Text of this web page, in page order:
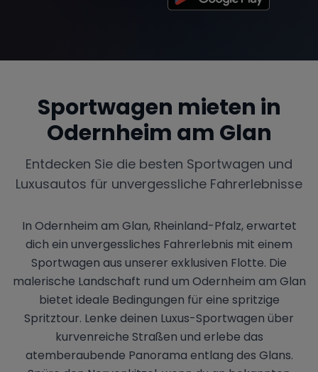
Sportwagen mieten in
Odernheim am Glan
Entdecken Sie die besten Sportwagen und
Luxusautos für unvergessliche Fahrerlebnisse
In Odernheim am Glan, Rheinland-Pfalz, erwartet
dich ein unvergessliches Fahrerlebnis mit einem
Sportwagen aus unserer exklusiven Flotte. Die
malerische Landschaft rund um Odernheim am Glan
bietet ideale Bedingungen für eine spritzige
Spritztour. Lenke deinen Luxus-Sportwagen über
kurvenreiche Straßen und erlebe das
atemberaubende Panorama entlang des Glans.